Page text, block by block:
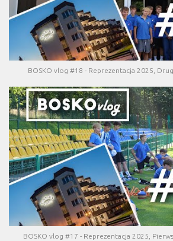
BOSKO vlog #18 - Reprezentacja 2025,
BOSKO vlog #17 - Reprezentacja 2025,